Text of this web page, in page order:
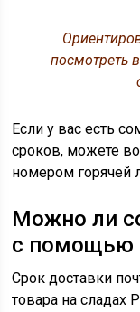
посмотреть
Если у вас есть
сроков, можете
номером горячей
Можно ли
с помощью
Срок доставки
товара на сладах